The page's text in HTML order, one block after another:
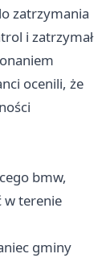
zatrzymania
i zatrzymał
ocenili, że
bmw,
w terenie
gminy